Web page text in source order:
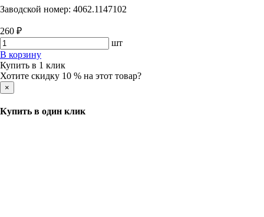
Заводской номер: 4062.1147102
260 ₽
шт
В корзину
Купить в 1 клик
Хотите скидку 10 % на этот товар?
×
Купить в один клик